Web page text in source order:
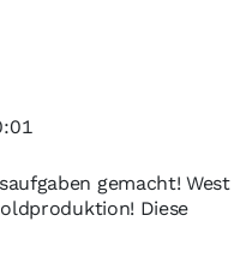
gemacht! West
Diese